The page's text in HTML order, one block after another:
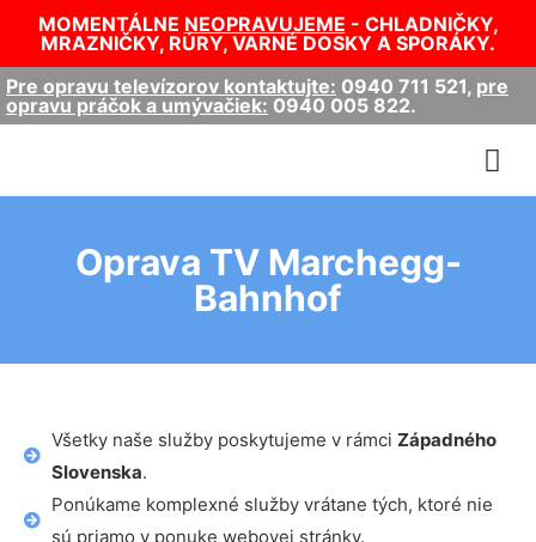
MOMENTÁLNE NEOPRAVUJEME - CHLADNIČKY,
MRAZNIČKY, RÚRY, VARNÉ DOSKY A SPORÁKY.
Pre opravu televízorov kontaktujte: 0940 711 521, pre
opravu práčok a umývačiek: 0940 005 822.
Oprava TV Marchegg-
Bahnhof
Všetky naše služby poskytujeme v rámci Západného
Slovenska.
Ponúkame komplexné služby vrátane tých, ktoré nie
sú priamo v ponuke webovej stránky.